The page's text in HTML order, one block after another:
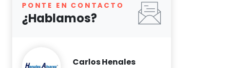
PONTE EN CONTACTO
¿Hablamos?
Carlos Henales